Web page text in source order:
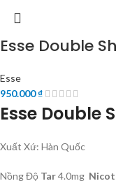
Esse Double
Esse
950.000₫
Esse Double
Xuất Xứ: Hàn Quốc
Nồng Độ Tar4.0mg